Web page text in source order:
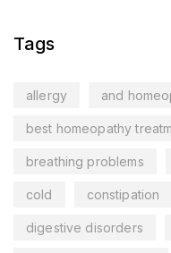
Tags
allergy and
best homeopathy
breathing problems
cold constipation
digestive disorders